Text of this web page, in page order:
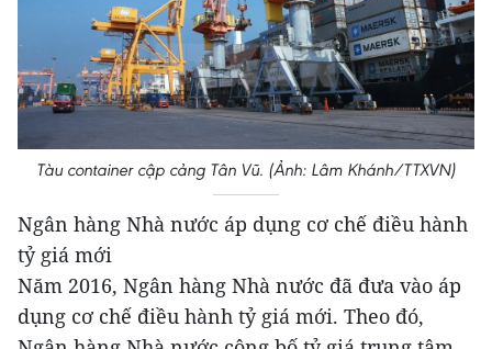
Tàu container cập cảng Tân Vũ. (Ảnh: Lâm Khánh/TTXVN)
Ngân hàng Nhà nước áp dụng cơ chế điều hành
tỷ giá mới
Năm 2016, Ngân hàng Nhà nước đã đưa vào áp
dụng cơ chế điều hành tỷ giá mới. Theo đó,